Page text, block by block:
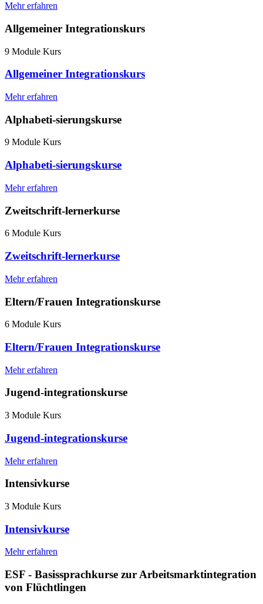
Mehr erfahren
Allgemeiner Integrationskurs
9 Module Kurs
Allgemeiner Integrationskurs
Mehr erfahren
Alphabeti-sierungskurse
9 Module Kurs
Alphabeti-sierungskurse
Mehr erfahren
Zweitschrift-lernerkurse
6 Module Kurs
Zweitschrift-lernerkurse
Mehr erfahren
Eltern/Frauen Integrationskurse
6 Module Kurs
Eltern/Frauen Integrationskurse
Mehr erfahren
Jugend-integrationskurse
3 Module Kurs
Jugend-integrationskurse
Mehr erfahren
Intensivkurse
3 Module Kurs
Intensivkurse
Mehr erfahren
ESF - Basissprachkurse zur Arbeitsmarktintegration
von Flüchtlingen